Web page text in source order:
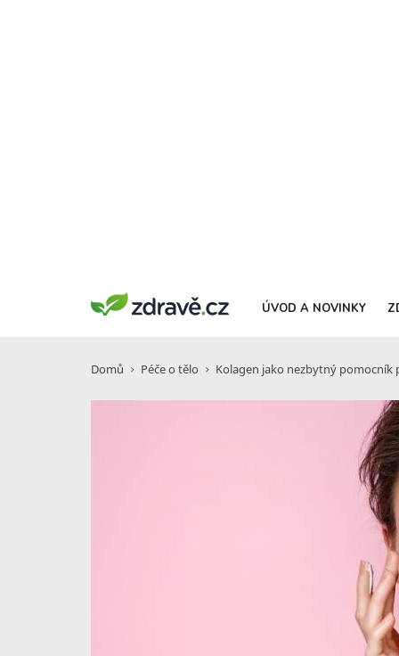
ÚVOD A NOVINKY
Domů Péče o tělo Kolagen jako nezbytný pomocník